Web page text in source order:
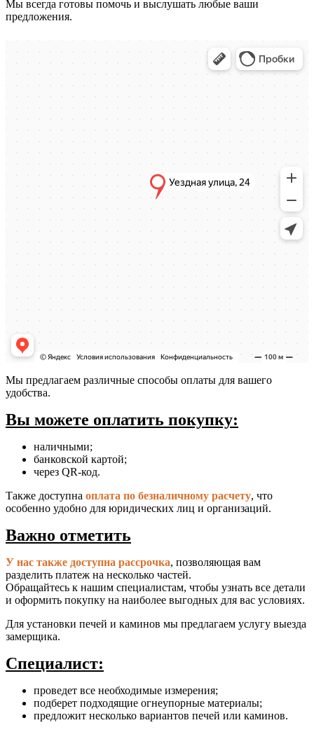
Мы всегда готовы помочь и выслушать любые ваши
предложения.
Мы предлагаем различные способы оплаты для вашего
удобства.
Вы можете оплатить покупку:
наличными;
банковской картой;
через QR-код.
Также доступна оплата по безналичному расчету, что
особенно удобно для юридических лиц и организаций.
Важно отметить
У нас также доступна рассрочка, позволяющая вам
разделить платеж на несколько частей.
Обращайтесь к нашим специалистам, чтобы узнать все детали
и оформить покупку на наиболее выгодных для вас условиях.
Для установки печей и каминов мы предлагаем услугу выезда
замерщика.
Специалист:
проведет все необходимые измерения;
подберет подходящие огнеупорные материалы;
предложит несколько вариантов печей или каминов.